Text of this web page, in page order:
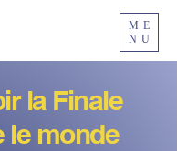
ME
NU
la Finale
le monde